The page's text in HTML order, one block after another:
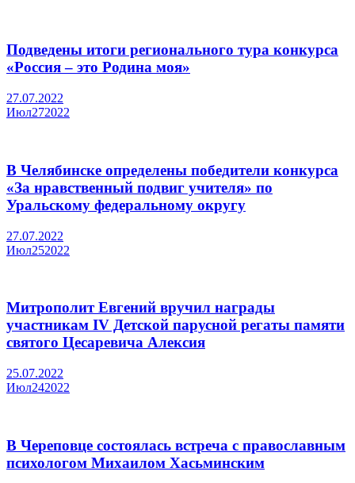
Подведены итоги регионального тура конкурса
«Россия – это Родина моя»
27.07.2022
Июл272022
В Челябинске определены победители конкурса
«За нравственный подвиг учителя» по
Уральскому федеральному округу
27.07.2022
Июл252022
Митрополит Евгений вручил награды
участникам IV Детской парусной регаты памяти
святого Цесаревича Алексия
25.07.2022
Июл242022
В Череповце состоялась встреча с православным
психологом Михаилом Хасьминским